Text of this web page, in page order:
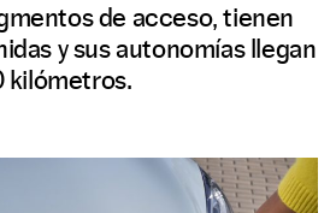
de acceso, tienen
y sus autonomías llegan
kilómetros.